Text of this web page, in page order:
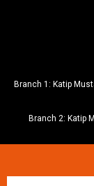
Branch 1: Katip
Branch 2: Katip